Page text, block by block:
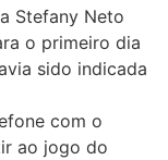
Stefany Neto
o primeiro dia
sido indicada
com o
ao jogo do